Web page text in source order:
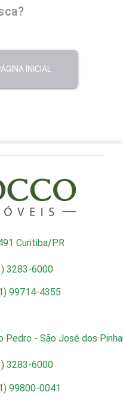
Curitiba/PR
3283-6000
99714-4355
Pedro - São José dos
3283-6000
99800-0041
INICIAL